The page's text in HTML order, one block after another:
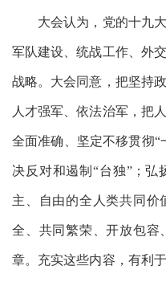
大会认为，党的十九大
军队建设、统战工作、外
战略。大会同意，把坚持
人才强军、依法治军，把
全面准确、坚定不移贯彻“
决反对和遏制“台独”；
主、自由的全人类共同价
全、共同繁荣、开放包容
章。充实这些内容，有利